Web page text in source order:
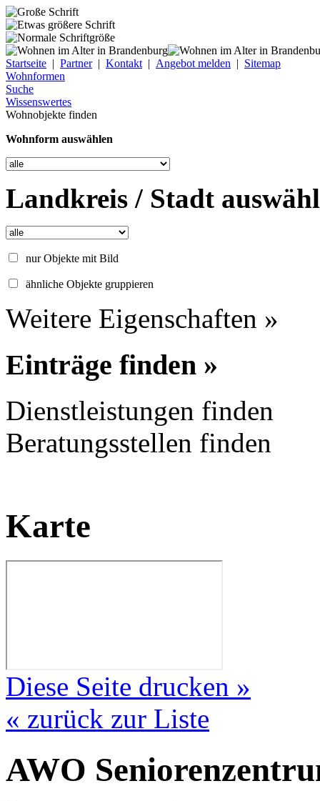
Startseite | Partner| Kontakt | Angebot melden | Sitemap
Wohnformen
Suche
Wissenswertes
Wohnobjekte finden
Wohnform auswählen
Landkreis / Stadt
nur Objekte mit Bild
ähnliche Objekte gruppieren
Weitere Eigenschaften »
Einträge finden »
Dienstleistungen finden
Beratungsstellen finden
Karte
Diese Seite drucken »
« zurück zur Liste
AWO